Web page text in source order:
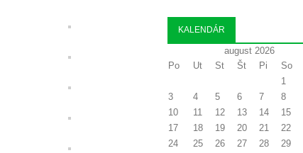
KALENDÁR
august 2026
Po
Ut St Št Pi So
1
3
4 5 6 7 8
10
11 12 13 14 15
17
18 19 20 21 22
24
25 26 27 28 29